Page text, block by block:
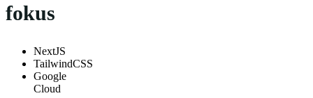
fokus
NextJS
TailwindCSS
Google
Cloud